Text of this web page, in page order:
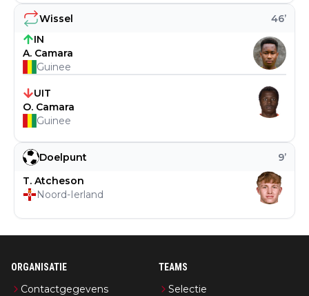
Doelpunt 9’
T. Atcheson
Noord-Ierland
Wissel 46’
IN
A. Camara
Guinee
UIT
O. Camara
Guinee
ORGANISATIE
Contactgegevens
TEAMS
Selectie